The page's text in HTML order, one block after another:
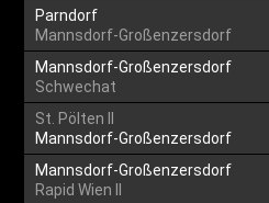
Parndorf
Mannsdorf-Großenzersdorf
Mannsdorf-Großenzersdorf
Schwechat
St. Pölten II
Mannsdorf-Großenzersdorf
Mannsdorf-Großenzersdorf
Rapid Wien II